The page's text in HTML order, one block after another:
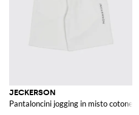
JECKERSON
Pantaloncini jogging in misto cotone